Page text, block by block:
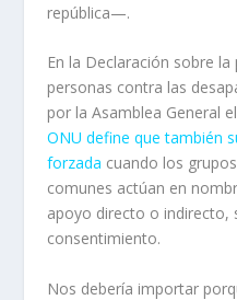
república—.
En la Declaración sobre
personas contra las
por la Asamblea General
ONU define que también
forzada cuando los
comunes actúan en
apoyo directo o indirecto,
consentimiento.
Nos debería importar